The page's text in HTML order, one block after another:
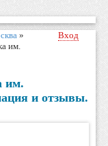
»
им.
Вход
им.
и отзывы.